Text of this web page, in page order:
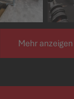
Mehr anzeigen